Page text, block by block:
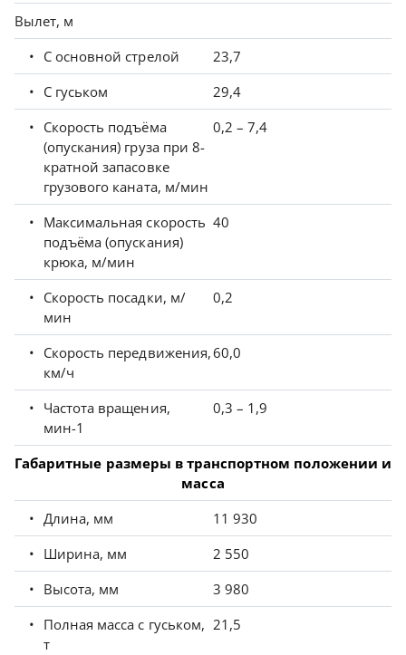
Вылет, м
С основной стрелой
23,7
С гуськом
29,4
Скорость подъёма
(опускания) груза при 8-
кратной запасовке
грузового каната, м/мин
0,2 – 7,4
Максимальная скорость
подъёма (опускания)
крюка, м/мин
40
Скорость посадки, м/
мин
0,2
Скорость передвижения,
км/ч
60,0
Частота вращения,
мин-1
0,3 – 1,9
Габаритные размеры в транспортном положении и
масса
Длина, мм
11 930
Ширина, мм
2 550
Высота, мм
3 980
Полная масса с гуськом,
т
21,5